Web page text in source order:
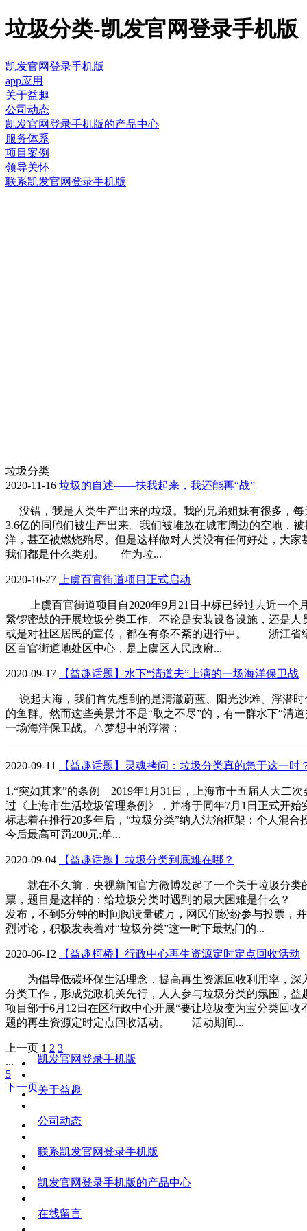
垃圾分类-凯发官网登录手机版
凯发官网登录手机版
app应用
关于益趣
公司动态
凯发官网登录手机版的产品中心
服务体系
项目案例
领导关怀
联系凯发官网登录手机版
垃圾分类
2020-11-16 垃圾的自述——扶我起来，我还能再“战”
没错，我是人类生产出来的垃圾。我的兄弟姐妹有很多，每
3.6亿的同胞们被生产出来。我们被堆放在城市周边的空地，
洋，甚至被燃烧殆尽。但是这样做对人类没有任何好处，大家
我们都是什么类别。 作为垃...
2020-10-27 上虞百官街道项目正式启动
上虞百官街道项目自2020年9月21日中标已经过去近一个
紧锣密鼓的开展垃圾分类工作。不论是安装设备设施，还是人
或是对社区居民的宣传，都在有条不紊的进行中。 浙江省
区百官街道地处区中心，是上虞区人民政府...
2020-09-17 【益趣话题】水下“清道夫”上演的一场海洋保卫战
说起大海，我们首先想到的是清澈蔚蓝、阳光沙滩、浮潜时
的鱼群。然而这些美景并不是“取之不尽”的，有一群水下“清
一场海洋保卫战。△梦想中的浮潜：
2020-09-11 【益趣话题】灵魂拷问：垃圾分类真的急于这一时
1.“突如其来”的条例 2019年1月31日，上海市十五届人大二次
过《上海市生活垃圾管理条例》，并将于同年7月1日正式开始
标志着在推行20多年后，“垃圾分类”纳入法治框架：个人混合
今后最高可罚200元;单...
2020-09-04 【益趣话题】垃圾分类到底难在哪？
就在不久前，央视新闻官方微博发起了一个关于垃圾分类
票，题目是这样的：给垃圾分类时遇到的最大困难是什么
发布，不到5分钟的时间阅读量破万，网民们纷纷参与投票，
烈讨论，积极发表着对“垃圾分类”这一时下最热门的...
2020-06-12 【益趣柯桥】行政中心再生资源定时定点回收活动
为倡导低碳环保生活理念，提高再生资源回收利用率，深
分类工作，形成党政机关先行，人人参与垃圾分类的氛围，益
项目部于6月12日在区行政中心开展“要让垃圾变为宝分类回收
题的再生资源定时定点回收活动。 活动期间...
上一页 1 2 3
...
5
下一页
凯发官网登录手机版
关于益趣
公司动态
联系凯发官网登录手机版
凯发官网登录手机版的产品中心
在线留言